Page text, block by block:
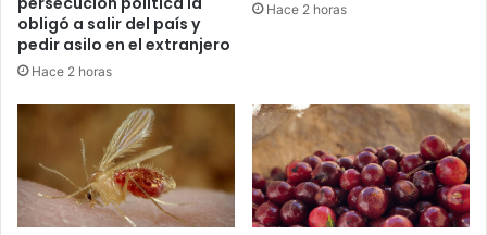
obligó a salir del país y
pedir asilo en el extranjero
Hace 2 horas
Hace 2 horas